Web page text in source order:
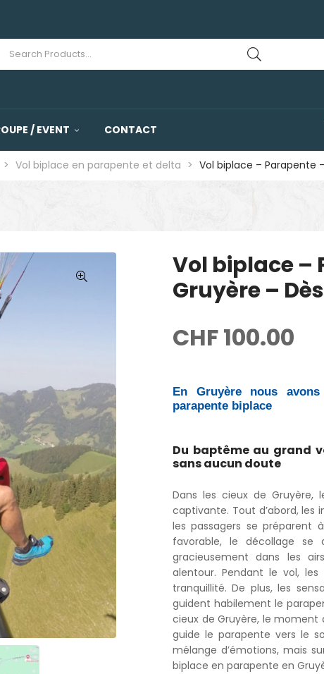
/ EVENT CONTACT
> Vol biplace en parapente et delta > Vol biplace – Parapente
Vol biplace –
Gruyère –
CHF100.00
En Gruyère nous
parapente biplace
Du baptême au grand
sans aucun doute
Dans les cieux de Gruyère,
captivante. Tout d’abord, les
les passagers se préparent
favorable, le décollage se
gracieusement dans les
alentour. Pendant le vol,
tranquillité. De plus, les
guident habilement le
cieux de Gruyère, le moment
guide le parapente vers le
mélange d’émotions, mais
biplace en parapente en